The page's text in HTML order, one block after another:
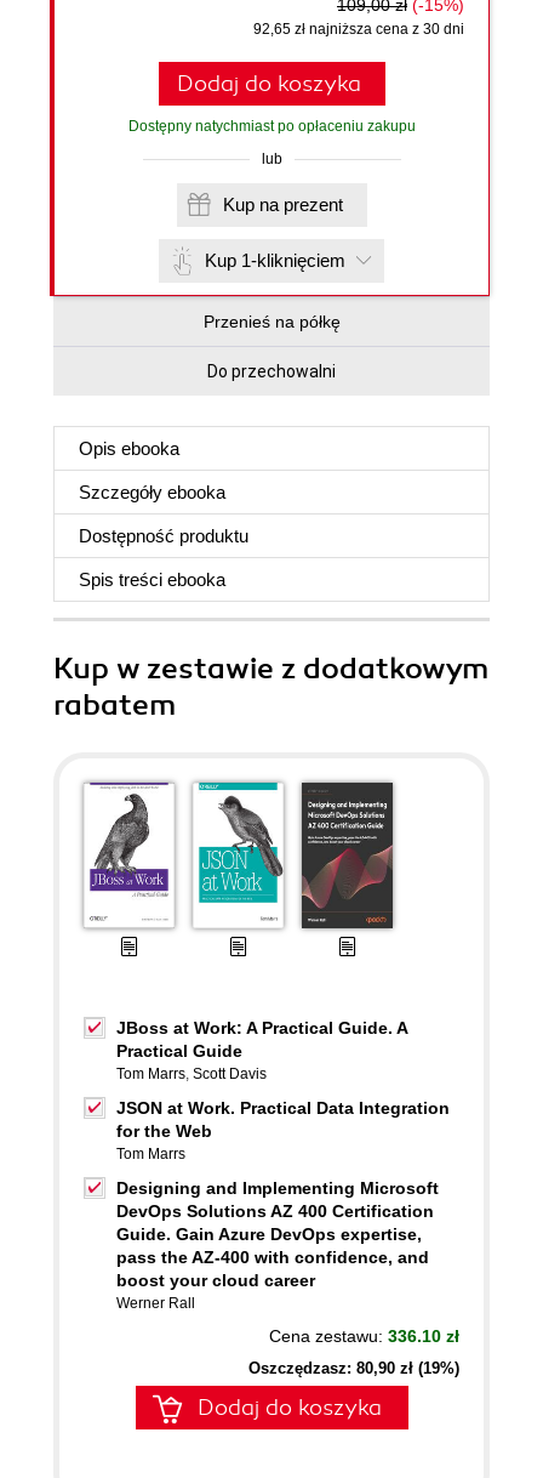
109,00 zł (-15%)
92,65 zł najniższa cena z 30 dni
Dodaj do koszyka
Dostępny natychmiast po opłaceniu zakupu
lub
Kup na prezent
Kup 1-kliknięciem
Przenieś na półkę
Do przechowalni
Opis ebooka
Szczegóły ebooka
Dostępność produktu
Spis treści ebooka
Kup w zestawie z dodatkowym
rabatem
JBoss at Work: A Practical Guide. A
Practical Guide
Tom Marrs, Scott Davis
JSON at Work. Practical Data Integration
for the Web
Tom Marrs
Designing and Implementing Microsoft
DevOps Solutions AZ 400 Certification
Guide. Gain Azure DevOps expertise,
pass the AZ-400 with confidence, and
boost your cloud career
Werner Rall
Cena zestawu: 336.10 zł
Oszczędzasz: 80,90 zł (19%)
Dodaj do koszyka